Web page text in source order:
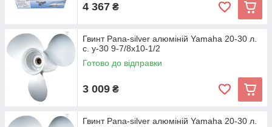
4 367 ₴
Гвинт Pana-silver алюміній Yamaha 20-30 л.
с. y-30 9-7/8x10-1/2
Готово до відправки
3 009 ₴
Гвинт Pana-silver алюміній Yamaha 20-30 л.